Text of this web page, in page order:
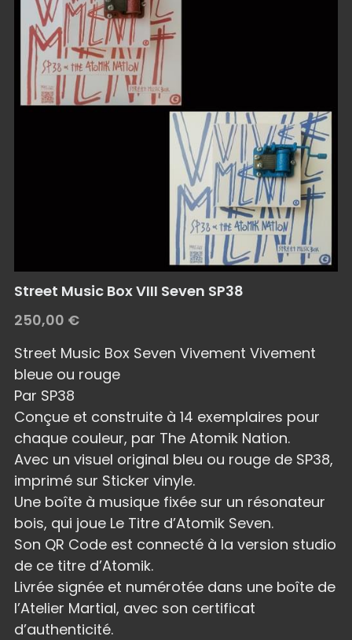
Street Music Box VIII Seven SP38
250,00 €
Street Music Box Seven Vivement Vivement
bleue ou rouge
Par SP38
Conçue et construite à 14 exemplaires pour
chaque couleur, par The Atomik Nation.
Avec un visuel original bleu ou rouge de SP38,
imprimé sur Sticker vinyle.
Une boîte à musique fixée sur un résonateur
bois, qui joue Le Titre d’Atomik Seven.
Son QR Code est connecté à la version studio
de ce titre d’Atomik.
Livrée signée et numérotée dans une boîte de
l’Atelier Martial, avec son certificat
d’authenticité.